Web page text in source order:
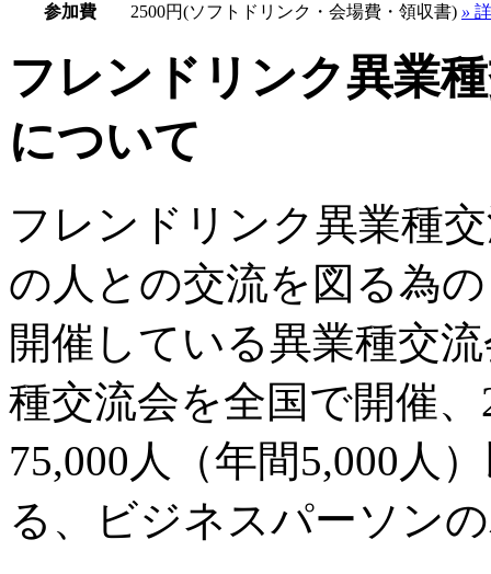
参加費
2500円(ソフトドリンク・会場費・領収書) »
フレンドリンク異業
について
フレンドリンク異業種
の人との交流を図る為
開催している異業種交
種交流会を全国で開催
75,000人（年間5,000人
る、ビジネスパーソン